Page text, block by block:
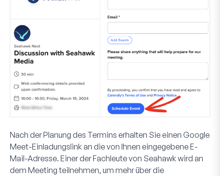
Nach der Planung des Termins erhalten Sie einen Google
Meet-Einladungslink an die von Ihnen eingegebene E-
Mail-Adresse. Einer der Fachleute von Seahawk wird an
dem Meeting teilnehmen, um mehr über die